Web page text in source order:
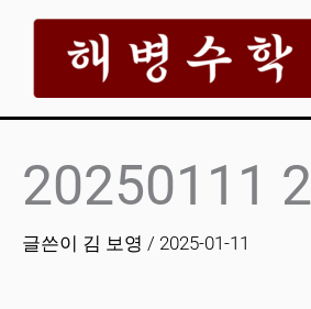
로
20250111
글쓴이 김 보영 / 2025-01-11